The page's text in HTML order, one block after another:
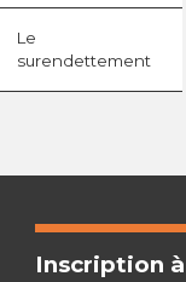
Le
surendettement
Inscription